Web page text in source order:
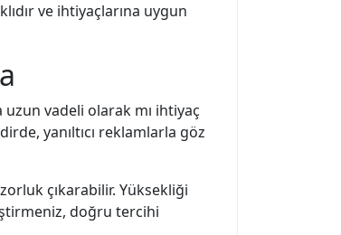
ve ihtiyaçlarına uygun
vadeli olarak mı ihtiyaç
yanıltıcı reklamlarla göz
çıkarabilir. Yüksekliği
doğru tercihi